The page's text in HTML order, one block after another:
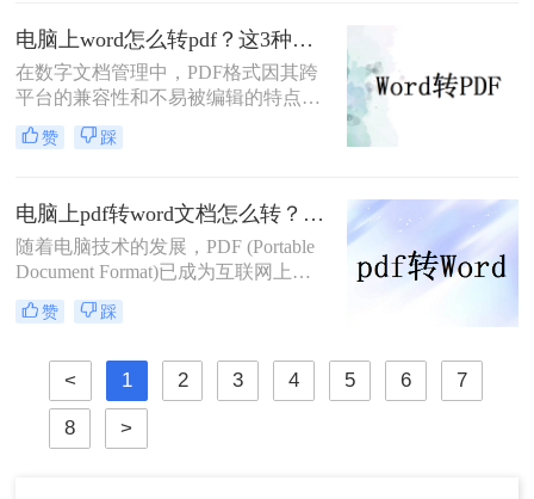
电脑上word怎么转pdf？这3种高效方法分享给你！
在数字文档管理中，PDF格式因其跨
平台的兼容性和不易被编辑的特点而
广受欢迎。将Word文档转换为PDF可
以确保文档的格式在任何设备上都保
么转pdf的几种方法，无论你使用的是
Microsoft Office的Word等其他办公软
件。
赞 踩
电脑上pdf转word文档怎么转？教你三种好用的方法！
随着电脑技术的发展，PDF (Portable
Document Format)已成为互联网上最
受欢迎的文档格式之一。然而，在某
些情况下，我们可能需要将PDF文件
可以更方便地修改和重新使用文档内
容。本文将向您介绍电脑上pdf转word
文档怎么转方法，帮助您轻松地将
PDF文件转换为Word文档。
赞 踩
< 1 2 3 4 5 6 7
8 >